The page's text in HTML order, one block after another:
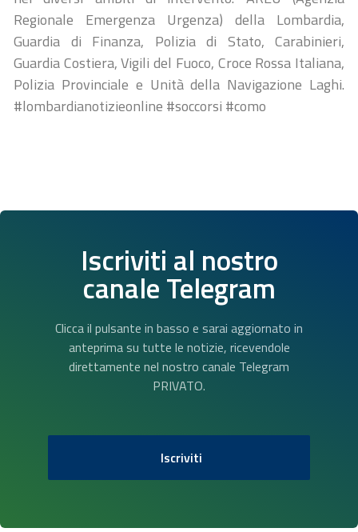
Regionale Emergenza Urgenza) della Lombardia,
Guardia di Finanza, Polizia di Stato, Carabinieri,
Guardia Costiera, Vigili del Fuoco, Croce Rossa Italiana,
Polizia Provinciale e Unità della Navigazione Laghi.
#lombardianotizieonline #soccorsi #como
Iscriviti al nostro
canale Telegram
Clicca il pulsante in basso e sarai aggiornato in
anteprima su tutte le notizie, ricevendole
direttamente nel nostro canale Telegram
PRIVATO.
Iscriviti